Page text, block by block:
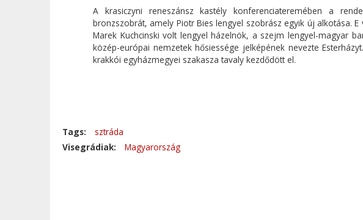
A krasiczyni reneszánsz kastély konferenciateremében a
bronzszobrát, amely Piotr Bies lengyel szobrász egyik új alkotása.
Marek Kuchcinski volt lengyel házelnök, a szejm lengyel-magyar
közép-európai nemzetek hősiessége jelképének nevezte
krakkói egyházmegyei szakasza tavaly kezdődött el.
Tags:
sztráda
Visegrádiak:
Magyarország